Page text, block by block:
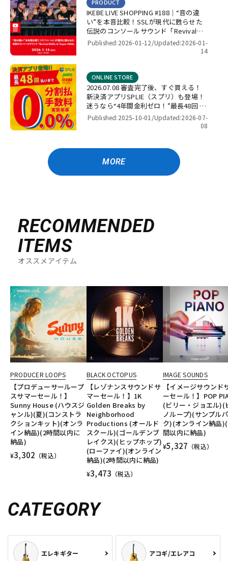
IKEBE LIVE SHOPPING #188｜“音の違
い”を本音比較！SSLが現代に甦らせた
伝説のコンソールサウンド「Revival
4000」＆「Super 9000」【presented
PRODUCT
Published:2026-01-12/Updated:2026-01-
14
2026.07.08 審査完了後、すぐ買える！
新決済アプリSPLIE（スプリ）も登場！
迷うなら“4年間金利ゼロ！”最長48回 無
金利キャンペーン
ONLINE STORE
Published:2025-10-01/Updated:2026-07-
08
MORE
RECOMMENDED
ITEMS
オススメアイテム
PRODUCER LOOPS
【プロデューサーループ
スサマーセール！】
Sunny House (ハウスジ
ャンル)(夏)(コンストラ
クションキット)(オンラ
イン納品)(2時間以内に
納品)
¥3,302 （税込）
BLACK OCTOPUS
【レゾナンスサウンドサ
マーセール！】1K
Golden Breaks by
Neighborhood
Productions (オールド
スクール)(ゴールデンブ
レイクス)(ヒップホップ)
(ローファイ)(オンライン
納品)(2時間以内に納品)
¥3,473 （税込）
IMAGE SOUNDS
【イメージサウンド
ーセール！】POP
(ビリー・ジョエル)(
ノループ)(サンプル
ク)(オンライン納品
間以内に納品)
¥5,327 （税込）
CATEGORY
エレキギター アコギ/エレアコ